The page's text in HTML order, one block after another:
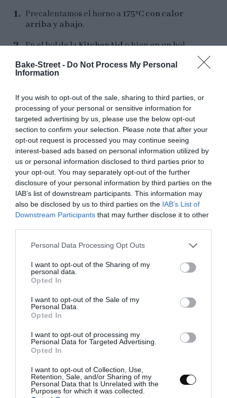
Bake-Street - Do Not Process My Personal
Information
If you wish to opt-out of the sale, sharing to third parties, or
processing of your personal or sensitive information for
targeted advertising by us, please use the below opt-out
section to confirm your selection. Please note that after your
opt-out request is processed you may continue seeing
interest-based ads based on personal information utilized by
us or personal information disclosed to third parties prior to
your opt-out. You may separately opt-out of the further
disclosure of your personal information by third parties on the
IAB’s list of downstream participants. This information may
also be disclosed by us to third parties on the IAB’s List of
Downstream Participants that may further disclose it to other
Please note that this website/app uses one or more Google
not limited to your visit or usage behaviour. You may click to
grant or deny consent to Google and its third-party tags to
use your data for below specified purposes in below Google
consent section.
Personal Data Processing Opt Outs
I want to opt-out of the Sharing of my
personal data.
Opted In
I want to opt-out of the Sale of my
Personal Data.
Opted In
I want to opt-out of processing my
Personal Data for Targeted Advertising.
Opted In
I want to opt-out of Collection, Use,
Retention, Sale, and/or Sharing of my
Personal Data that Is Unrelated with the
Purposes for which it was collected.
Precalentamos el horno a175ºC con calor
arriba y abajo.
En el bol de laKitchenAido bien en un bol
eléctrica, añadimos la mantequilla junto con
los 2 tipos de azúcar y batimos con la pala, a
aireada, muy blanca y suave. Nos llevará
alrededor de 5 minutos.
NOTA:Para evitar crear una nube de azúcar
glas en la cocina, colocar un paño sobre la KA
durante los primeros segundos que batimos,
hasta que se integre el azúcar glas por
completo.
Añadimos las claras a la mezcla de
mantequilla mientras está mezcla a la
velocidad más baja. Os recomiendo añadirlas
mezclamos de nuevo.
poco a poco, mezclando con la pala a la
velocidad más baja. No añadiremos más
cantidad hasta que la primera tanda se haya
integrado.
Recordad no sobrebatir la mezcla, tan solo
integrado por completo.